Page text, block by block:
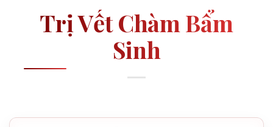
Trị Vết Chàm Bẩm
Sinh